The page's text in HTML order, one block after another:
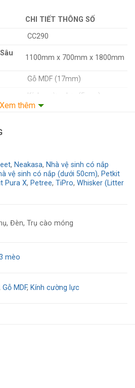
CHI TIẾT THÔNG SỐ
CC290
1100mm x 700mm x 1800mm
Gỗ MDF (17mm)
Kính cường lực (5mm)
không phát sinh
(FAQs)
không
các cạnh, lỗ vít, các khe sẽ không
được quét sơn lót để tăng khả
Xem thêm
, Neakasa, Nhà vệ sinh có nắp
vệ sinh có nắp (dưới 50cm), Petkit
Pura X, Petree,TiPro,Whisker (Litter
Đèn, Trụ cào móng
mèo
Gỗ MDF, Kính cường lực